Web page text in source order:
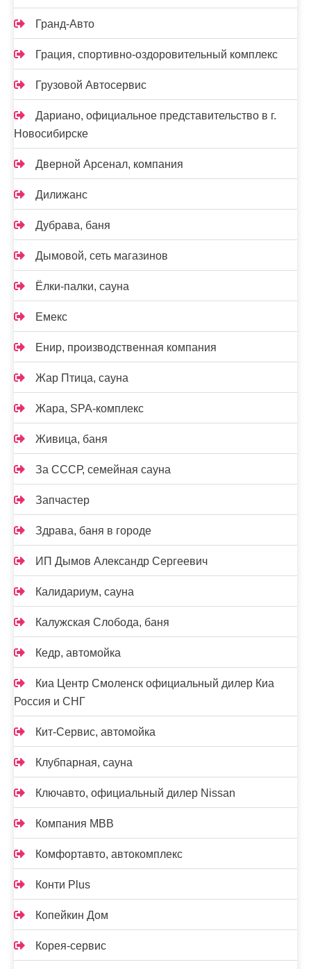
Гранд-Авто
Грация, спортивно-оздоровительный комплекс
Грузовой Автосервис
Дариано, официальное представительство в г.
Новосибирске
Дверной Арсенал, компания
Дилижанс
Дубрава, баня
Дымовой, сеть магазинов
Ёлки-палки, сауна
Емекс
Енир, производственная компания
Жар Птица, сауна
Жара, SPA-комплекс
Живица, баня
За СССР, семейная сауна
Запчастер
Здрава, баня в городе
ИП Дымов Александр Сергеевич
Калидариум, сауна
Калужская Слобода, баня
Кедр, автомойка
Киа Центр Смоленск официальный дилер Киа
Россия и СНГ
Кит-Сервис, автомойка
Клубпарная, сауна
Ключавто, официальный дилер Nissan
Компания МВВ
Комфортавто, автокомплекс
Конти Plus
Копейкин Дом
Корея-сервис